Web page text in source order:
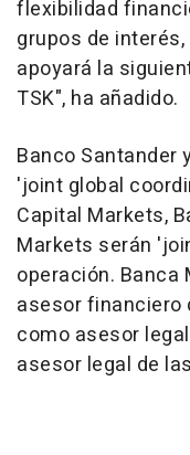
flexibilidad
grupos de
apoyará la
TSK", ha añadido.
Banco Santander
'joint global
Capital Markets,
Markets serán
operación.
asesor financiero
como asesor
asesor legal de